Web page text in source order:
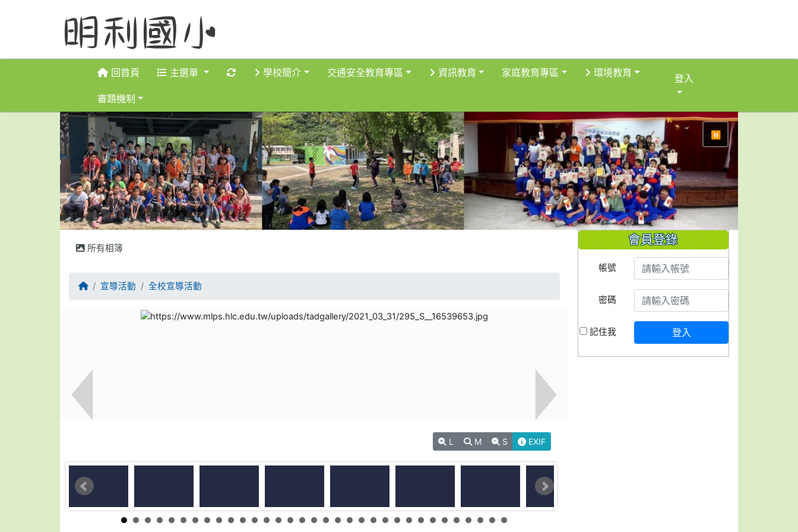
回首頁 主選單 重新取得佈景設定
學校簡介 交通安全教育專區 資訊教育 家庭教育專區 環境教育
審題機制
登入
⏸
所有相簿
回首頁宣導活動 全校宣導活動
L M S EXIF
會員登錄
帳號
密碼
記住我 登入